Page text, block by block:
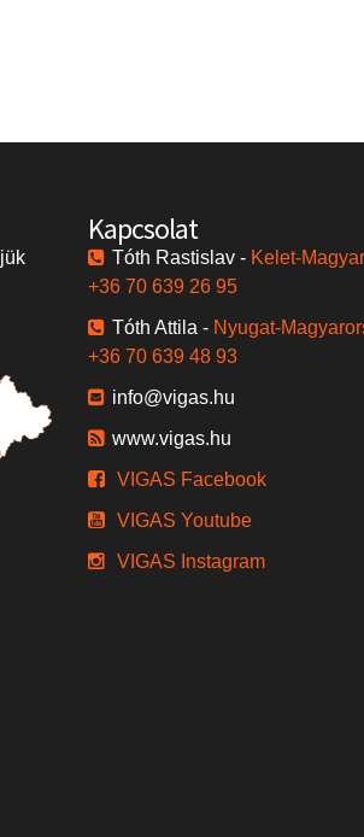
Kapcsolat
Tóth Rastislav - Kelet-
+36 70 639 26 95
Tóth Attila - Nyugat-
+36 70 639 48 93
info@vigas.hu
www.vigas.hu
VIGAS Facebook
VIGAS Youtube
VIGAS Instagram